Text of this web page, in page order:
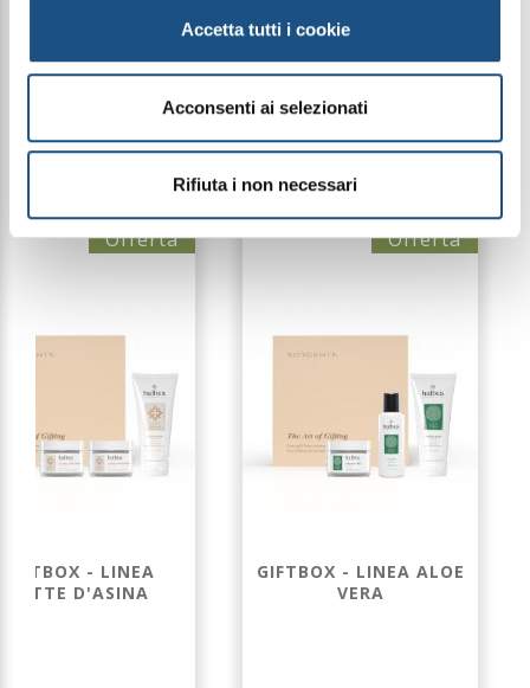
Accetta tutti i cookie
Acconsenti ai selezionati
Rifiuta i non necessari
Le immagini dei prodotti sono puramente
indicative e possono variare a seconda della
disponibilità del packaging
PRODOTTI CORRELATI
Offerta
GIFTBOX - LINEA
LATTE D'ASINA
Offerta
GIFTBOX - LINEA ALOE
VERA